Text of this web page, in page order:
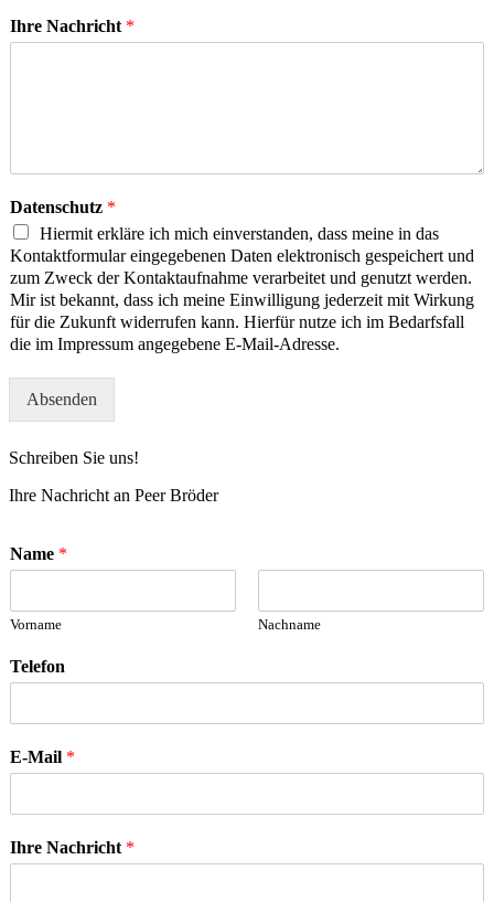
Ihre Nachricht *
Datenschutz *
Hiermit erkläre ich mich einverstanden, dass meine in das
Kontaktformular eingegebenen Daten elektronisch gespeichert und
zum Zweck der Kontaktaufnahme verarbeitet und genutzt werden.
Mir ist bekannt, dass ich meine Einwilligung jederzeit mit Wirkung
für die Zukunft widerrufen kann. Hierfür nutze ich im Bedarfsfall
die im Impressum angegebene E-Mail-Adresse.
Absenden
Schreiben Sie uns!
Ihre Nachricht an Peer Bröder
Name *
Vorname Nachname
Telefon
E-Mail *
Ihre Nachricht *